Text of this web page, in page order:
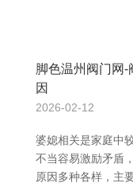
脚色温州阀门网
因
2026-02-12
婆媳相关是家庭中
不当容易激励矛盾
原因多种各样，主